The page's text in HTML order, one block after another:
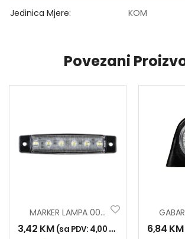
Jedinica Mjere KOM
Povezani
MARKER LAMPA 0051 6 LED BIJELA
3,42 KM (sa PDV: 4,00 KM 6,84 KM